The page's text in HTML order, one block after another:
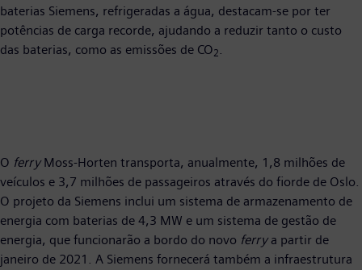
baterias Siemens, refrigeradas a água, destacam-se por ter
potências de carga recorde, ajudando a reduzir tanto o custo
das baterias, como as emissões de CO2.
O ferryMoss-Horten transporta, anualmente, 1,8 milhões de
veículos e 3,7 milhões de passageiros através do fiorde de Oslo.
O projeto da Siemens inclui um sistema de armazenamento de
energia com baterias de 4,3 MW e um sistema de gestão de
energia, que funcionarão a bordo do novo ferrya partir de
janeiro de 2021. A Siemens fornecerá também a infraestrutura